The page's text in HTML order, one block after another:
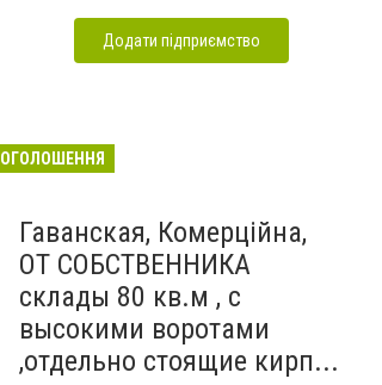
Додати підприємство
ОГОЛОШЕННЯ
Гаванская, Комерційна,
ОТ СОБСТВЕННИКА
склады 80 кв.м , c
высокими воротами
,отдельно стоящие кирп...